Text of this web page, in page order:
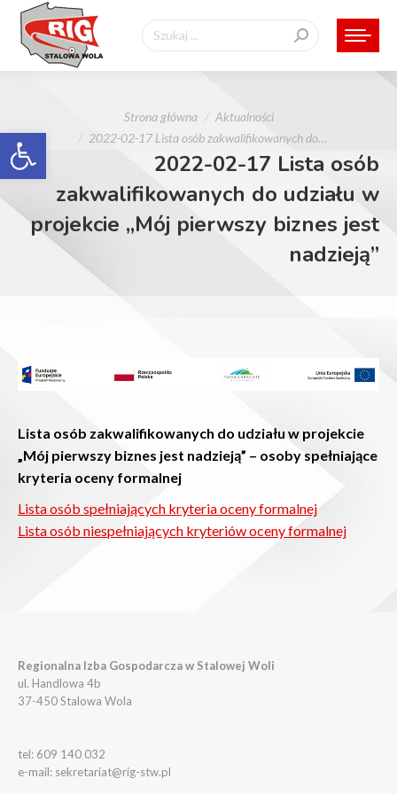
Otwórz pasek narzędzi
Szukaj:
Strona główna
Aktualności
2022-02-17 Lista osób zakwalifikowanych do…
2022-02-17 Lista osób
zakwalifikowanych do udziału w
projekcie „Mój pierwszy biznes jest
nadzieją”
Lista osób zakwalifikowanych do udziału w projekcie
„Mój pierwszy biznes jest nadzieją” – osoby spełniające
kryteria oceny formalnej
Lista osób spełniających kryteria oceny formalnej
Lista osób niespełniających kryteriów oceny formalnej
Regionalna Izba Gospodarcza w Stalowej Woli
ul. Handlowa 4b
37-450 Stalowa Wola
tel: 609 140 032
e-mail: sekretariat@rig-stw.pl